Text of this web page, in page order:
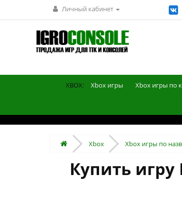
Личный кабинет
XBOX: Xbox игры Xbox игры по
Xbox Xbox игры по
Купить игру